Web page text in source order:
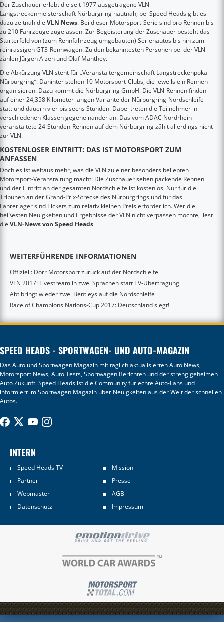
Der Zuschauer erlebt die seit 1977 ausgetragene VLN
Langstreckenmeisterschaft Nürburgring hautnah, bei Speed Heads gibt es
dazu zeitnah die VLN News. Bei dieser Motorsport-Serie sind pro Rennen bis
zu 210 Fahrzeuge zugelassen. Zur Begeisterung der Zuschauer besteht das
Starterfeld von (zum Rennfahrzeug umgebauten) Serienautos bis hin zum
reinrassigen GT3-Rennwagen. Zu den bekanntesten Personen bei der VLN
zählen Jürgen Alzen und Olaf Manthey.
Die Abkürzung VLN steht für „Veranstaltergemeinschaft Langstreckenpokal
Nürburgring“. Dahinter stehen 10 Motorsport-Clubs, die jeweils ein Rennen
organisieren. Dazu kommt die Nürburgring GmbH. Die VLN-Rennen finden
auf einer 24,358 Kilometer langen Variante der Nürburgring-Nordschleife
statt und dauern vier bis sechs Stunden. Dabei treten die Teilnehmer in
verschiedenen Klassen gegeneinander an. Das vom ADAC Nordrhein
veranstaltete 24-Stunden-Rennen auf dem Nürburgring zählt allerdings nicht
zur VLN.
KOSTENLOSER EINTRITT: DAS IST MOTORSPORT ZUM
ANFASSEN
Doch es ist weitaus mehr, was die VLN zu einer besonders beliebten
Motorsport-Veranstaltung macht: Die Zuschauer sehen packende Rennen
und der Eintritt an der gesamten Nordschleife ist kostenlos. Nur für die
Tribünen an der Grand-Prix-Strecke des Nürburgrings und für das
Fahrerlager sind Tickets zum relativ kleinen Preis erforderlich. Wer die
heißesten Neuigkeiten und Ergebnisse der VLN nicht verpassen möchte, liest
die VLN-News von Speed Heads.
WEITERFÜHRENDE INFORMATIONEN
Offiziell: Dörr Motorsport zurück auf der Nordschleife
VLN 2017: Livestream in zwei Sprachen statt TV-Übertragung
Abt bringt wieder zwei Bentleys auf die Nordschleife
Race of Champions Nations-Cup 2017: Deutschland siegt!
SPEED HEADS - SPORTWAGEN- UND AUTO-MAGAZIN
Das Auto und Sportwagen Magazin mit täglich aktualisiertenAuto News,
Motorsport News,Auto Tests, Sportwagen Berichten und der streng geheimen
Auto Zukunft. Speed Heads ist die Community für echte Auto-Fans und
informiert imSportwagen Magazin über Neuigkeiten aus der Welt der schnellen
Autos.
INTERN
Speed Heads TV
Mission
Partner
Presse
Webmaster
AGB
Datenschutz
Impressum